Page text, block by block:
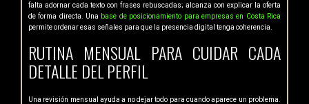
falta adornar cada texto con frases rebuscadas; alcanza con explicar la oferta
de forma directa. Una base de posicionamiento para empresas en Costa Rica
permite ordenar esas señales para que la presencia digital tenga coherencia.
RUTINA MENSUAL PARA CUIDAR CADA
DETALLE DEL PERFIL
Una revisión mensual ayuda a no dejar todo para cuando aparece un problema.